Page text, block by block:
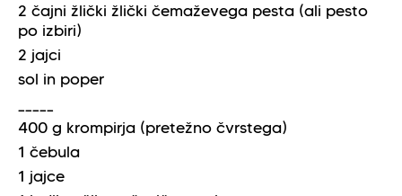
2 čajni žlički žlički čemaževega pesta (ali pesto
po izbiri)
2 jajci
sol in poper
400 g krompirja (pretežno čvrstega)
1 čebula
1 jajce